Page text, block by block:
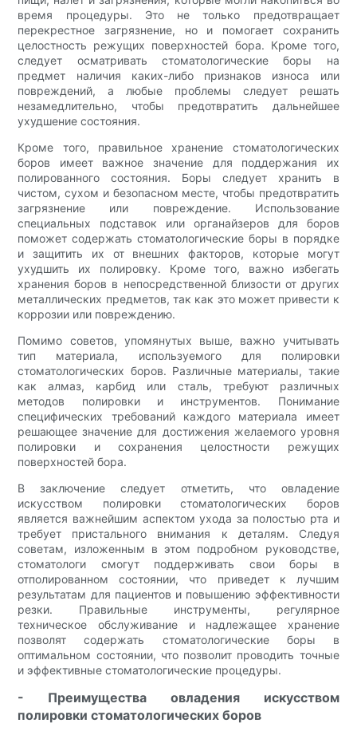
время процедуры. Это не только предотвращает
перекрестное загрязнение, но и помогает сохранить
целостность режущих поверхностей бора. Кроме того,
следует осматривать стоматологические боры на
предмет наличия каких-либо признаков износа или
повреждений, а любые проблемы следует решать
незамедлительно, чтобы предотвратить дальнейшее
ухудшение состояния.
Кроме того, правильное хранение стоматологических
боров имеет важное значение для поддержания их
полированного состояния. Боры следует хранить в
чистом, сухом и безопасном месте, чтобы предотвратить
загрязнение или повреждение. Использование
специальных подставок или органайзеров для боров
поможет содержать стоматологические боры в порядке
и защитить их от внешних факторов, которые могут
ухудшить их полировку. Кроме того, важно избегать
хранения боров в непосредственной близости от других
металлических предметов, так как это может привести к
коррозии или повреждению.
Помимо советов, упомянутых выше, важно учитывать
тип материала, используемого для полировки
стоматологических боров. Различные материалы, такие
как алмаз, карбид или сталь, требуют различных
методов полировки и инструментов. Понимание
специфических требований каждого материала имеет
решающее значение для достижения желаемого уровня
полировки и сохранения целостности режущих
поверхностей бора.
В заключение следует отметить, что овладение
искусством полировки стоматологических боров
является важнейшим аспектом ухода за полостью рта и
требует пристального внимания к деталям. Следуя
советам, изложенным в этом подробном руководстве,
стоматологи смогут поддерживать свои боры в
отполированном состоянии, что приведет к лучшим
результатам для пациентов и повышению эффективности
резки. Правильные инструменты, регулярное
техническое обслуживание и надлежащее хранение
позволят содержать стоматологические боры в
оптимальном состоянии, что позволит проводить точные
и эффективные стоматологические процедуры.
- Преимущества овладения искусством
полировки стоматологических боров